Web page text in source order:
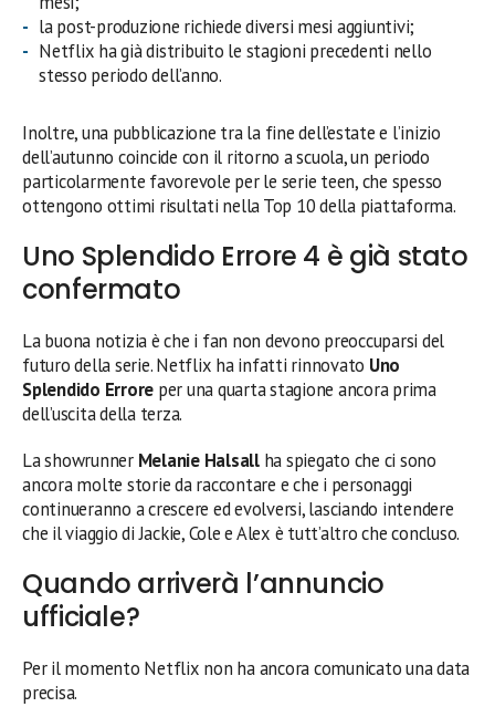
la post-produzione richiede diversi mesi aggiuntivi;
Netflix ha già distribuito le stagioni precedenti nello
stesso periodo dell’anno.
Inoltre, una pubblicazione tra la fine dell’estate e l’inizio
dell’autunno coincide con il ritorno a scuola, un periodo
particolarmente favorevole per le serie teen, che spesso
ottengono ottimi risultati nella Top 10 della piattaforma.
Uno Splendido Errore 4 è già stato
confermato
La buona notizia è che i fan non devono preoccuparsi del
futuro della serie. Netflix ha infatti rinnovato Uno
Splendido Errore per una quarta stagione ancora prima
dell’uscita della terza.
La showrunner Melanie Halsallha spiegato che ci sono
ancora molte storie da raccontare e che i personaggi
continueranno a crescere ed evolversi, lasciando intendere
che il viaggio di Jackie, Cole e Alex è tutt’altro che concluso.
Quando arriverà l’annuncio
ufficiale?
Per il momento Netflix non ha ancora comunicato una data
precisa.